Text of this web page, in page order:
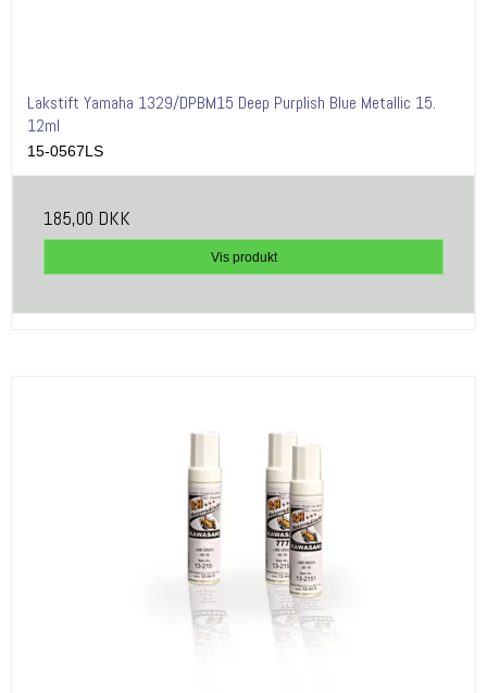
Lakstift Yamaha 1329/DPBM15 Deep Purplish Blue Metallic 15.
12ml
15-0567LS
185,00 DKK
Vis produkt